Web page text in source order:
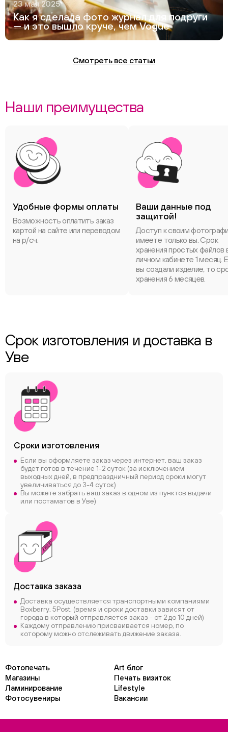
23 мая 2025
Как я сделала фото журнал для подруги
— и это вышло круче, чем Vogue
Смотреть все статьи
Наши преимущества
Удобные формы оплаты
Возможность оплатить заказ
картой на сайте или переводом
на р/сч.
Ваши данные под
защитой!
Доступ к своим
имеете только вы. Срок
хранения простых файлов
личном кабинете 1 месяц.
вы создали изделие, то
хранения 6 месяцев.
Срок изготовления и доставка в
Уве
Сроки изготовления
Если вы оформляете заказ через интернет, ваш заказ
будет готов в течение 1-2 суток (за исключением
выходных дней, в предпраздничный период сроки могут
увеличиваться до 3-4 суток)
Вы можете забрать ваш заказ в одном из пунктов выдачи
или постаматов в Уве)
Доставка заказа
Доставка осуществляется транспортными компаниями
Boxberry, 5Post, (время и сроки доставки зависят от
города в который отправляется заказ - от 2 до 10 дней)
Каждому отправлению присваивается номер, по
которому можно отслеживать движение заказа.
Фотопечать
Art блог
Магазины
Печать визиток
Ламинирование
Lifestyle
Фотосувениры
Вакансии